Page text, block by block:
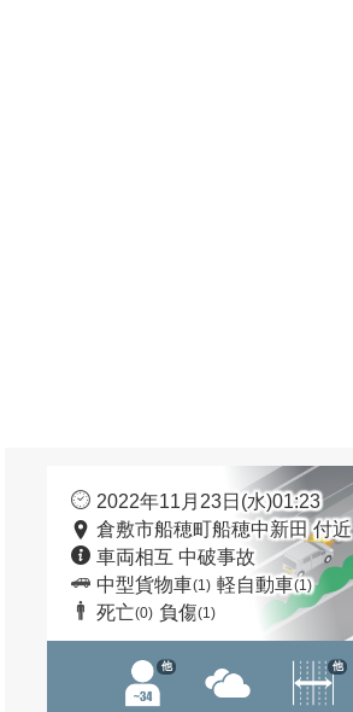
2022年11月23日(水)01:23
倉敷市船穂町船穂中新田 付近
車両相互 中破事故
中型貨物車(1) 軽自動車(1)
死亡(0) 負傷(1)
他 他